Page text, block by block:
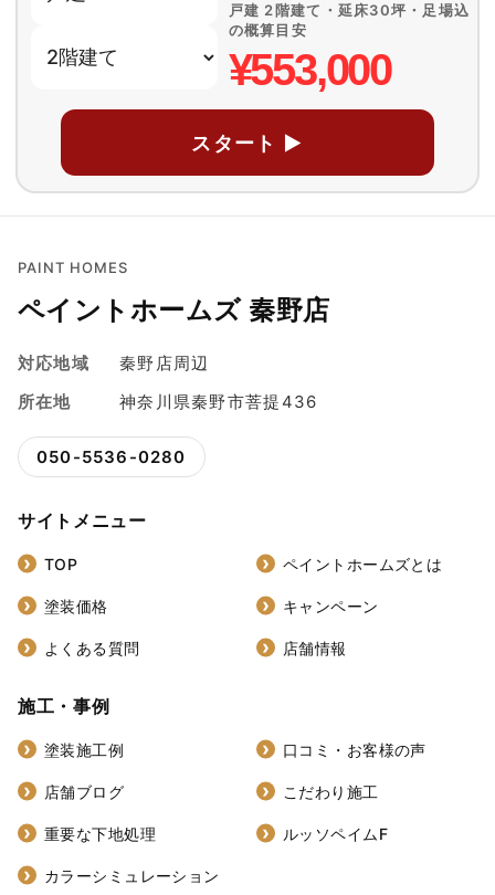
戸建 2階建て・延床30坪・足場込
の概算目安
¥553,000
スタート ▶
PAINT HOMES
ペイントホームズ 秦野店
対応地域
秦野店周辺
所在地
神奈川県秦野市菩提436
050-5536-0280
サイトメニュー
TOP ペイントホームズとは
塗装価格 キャンペーン
よくある質問 店舗情報
施工・事例
塗装施工例 口コミ・お客様の声
店舗ブログ こだわり施工
重要な下地処理 ルッソペイムF
カラーシミュレーション